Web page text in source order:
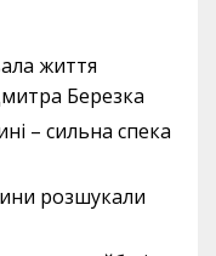
життя
Березка
– сильна спека
розшукали